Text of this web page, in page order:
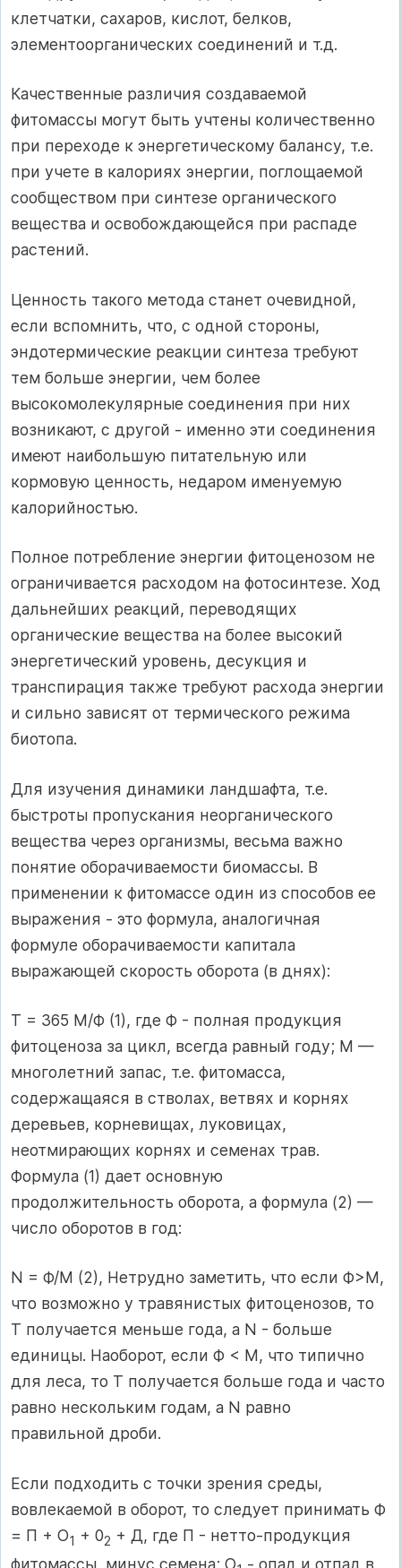
клетчатки, сахаров, кислот, белков,
элементоорганических соединений и т.д.
Качественные различия создаваемой
фитомассы могут быть учтены количественно
при переходе к энергетическому балансу, т.е.
при учете в калориях энергии, поглощаемой
сообществом при синтезе органического
вещества и освобождающейся при распаде
растений.
Ценность такого метода станет очевидной,
если вспомнить, что, с одной стороны,
эндотермические реакции синтеза требуют
тем больше энергии, чем более
высокомолекулярные соединения при них
возникают, с другой - именно эти соединения
имеют наибольшую питательную или
кормовую ценность, недаром именуемую
калорийностью.
Полное потребление энергии фитоценозом не
ограничивается расходом на фотосинтезе. Ход
дальнейших реакций, переводящих
органические вещества на более высокий
энергетический уровень, десукция и
транспирация также требуют расхода энергии
и сильно зависят от термического режима
биотопа.
Для изучения динамики ландшафта, т.е.
быстроты пропускания неорганического
вещества через организмы, весьма важно
понятие оборачиваемости биомассы. В
применении к фитомассе один из способов ее
выражения - это формула, аналогичная
формуле оборачиваемости капитала
выражающей скорость оборота (в днях):
Т = 365 М/Ф (1), где Ф - полная продукция
фитоценоза за цикл, всегда равный году; М —
многолетний запас, т.е. фитомасса,
содержащаяся в стволах, ветвях и корнях
деревьев, корневищах, луковицах,
неотмирающих корнях и семенах трав.
Формула (1) дает основную
продолжительность оборота, а формула (2) —
число оборотов в год:
N = Ф/М (2), Нетрудно заметить, что если Ф>М,
что возможно у травянистых фитоценозов, то
Т получается меньше года, a N - больше
единицы. Наоборот, если Ф < М, что типично
для леса, то Т получается больше года и часто
равно нескольким годам, a N равно
правильной дроби.
Если подходить с точки зрения среды,
вовлекаемой в оборот, то следует принимать Ф
= П + О1 + 02 + Д, где П - нетто-продукция